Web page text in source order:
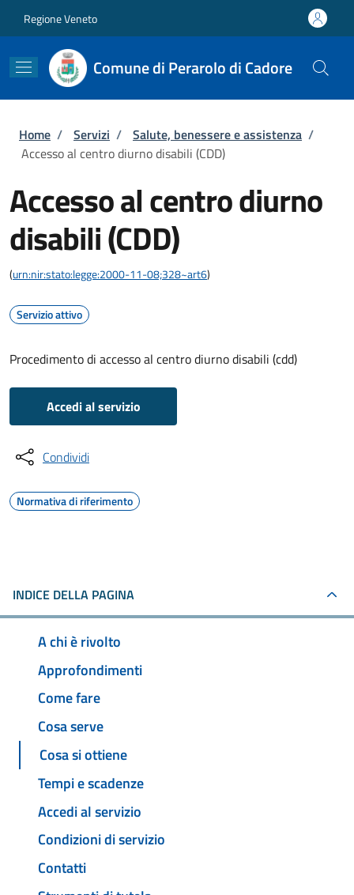
Regione Veneto
Comune di Perarolo di Cadore
Briciole di pane
Home / Servizi / Salute, benessere e assistenza /
Accesso al centro diurno disabili (CDD)
Accesso al centro diurno
disabili (CDD)
(urn:nir:stato:legge:2000-11-08;328~art6)
Servizio attivo
Procedimento di accesso al centro diurno disabili (cdd)
Accedi al servizio
Condividi
Normativa di riferimento
INDICE DELLA PAGINA
A chi è rivolto
Approfondimenti
Come fare
Cosa serve
Cosa si ottiene
Tempi e scadenze
Accedi al servizio
Condizioni di servizio
Contatti